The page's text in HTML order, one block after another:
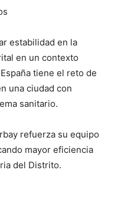
estabilidad en la
en un contexto
tiene el reto de
una ciudad con
sanitario.
refuerza su equipo
mayor eficiencia
del Distrito.